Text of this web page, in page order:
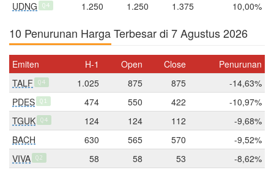
UDNG
Q4 1.250 1.250 1.375 10,00%
10 Penurunan Harga Terbesar di 7 Agustus 2026
Emiten H-1 Open Close
Penurunan
TALF
Q4 1.025 875 875
-14,63%
PDES
Q1 474 550 422
-10,97%
TGUK
Q4 124 124 112
-9,68%
BACH
630 565 570
-9,52%
VIVA
Q2 58 58 53
-8,62%